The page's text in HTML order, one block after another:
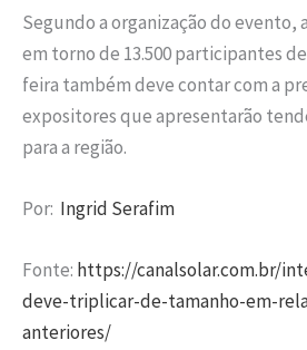
Segundo a organização do evento,
em torno de 13.500 participantes de
feira também deve contar com a
expositores que apresentarão
para a região.
Por: Ingrid Serafim
Fonte: https://canalsolar.com.br/
deve-triplicar-de-tamanho-em-
anteriores/